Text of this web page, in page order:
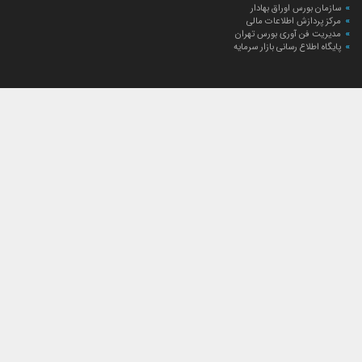
سازمان بورس اوراق بهادار
مرکز پردازش اطلاعات مالی
مدیریت فن آوری بورس تهران
پایگاه اطلاع رسانی بازار سرمایه
ارتباط با صندوق